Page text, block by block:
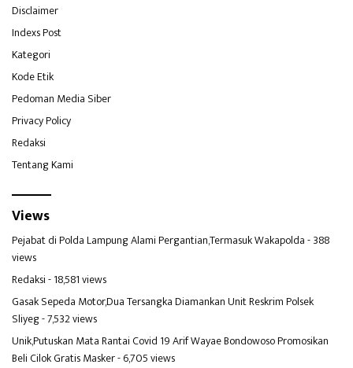
Disclaimer
Indexs Post
Kategori
Kode Etik
Pedoman Media Siber
Privacy Policy
Redaksi
Tentang Kami
Views
Pejabat di Polda Lampung Alami Pergantian,Termasuk Wakapolda- 388
views
Redaksi- 18,581 views
Gasak Sepeda Motor,Dua Tersangka Diamankan Unit Reskrim Polsek
Sliyeg- 7,532 views
Unik,Putuskan Mata Rantai Covid 19 Arif Wayae Bondowoso Promosikan
Beli Cilok Gratis Masker- 6,705 views